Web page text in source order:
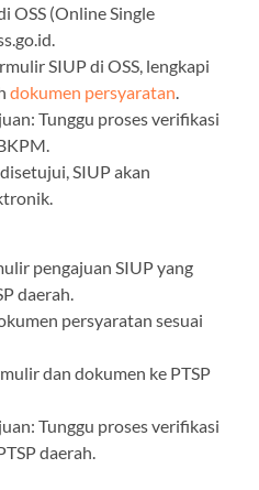
OSS (Online Single
SIUP di OSS, lengkapi
dokumen persyaratan.
Tunggu proses verifikasi
SIUP akan
pengajuan SIUP yang
daerah.
persyaratan sesuai
dan dokumen ke PTSP
Tunggu proses verifikasi
daerah.